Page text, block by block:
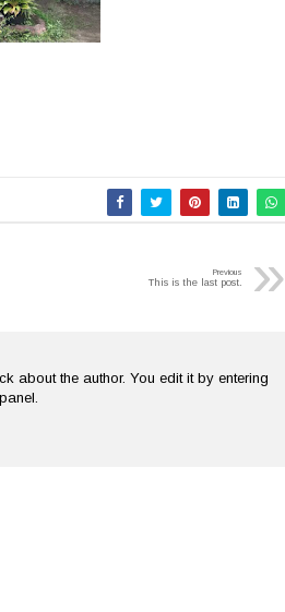
»
Previous
This is the last post.
about the author. You edit it by entering